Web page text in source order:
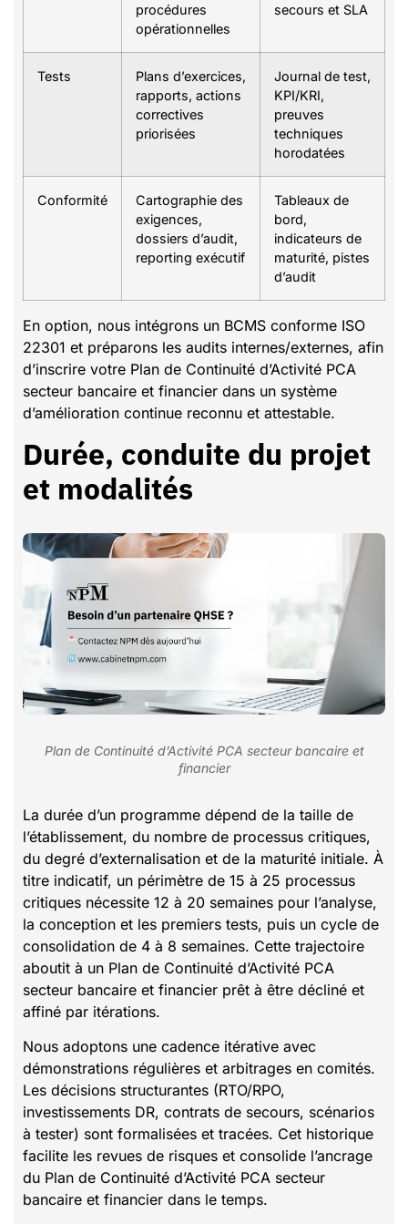
procédures
opérationnelles
secours et SLA
Tests
Plans d’exercices,
rapports, actions
correctives
priorisées
Journal de test,
KPI/KRI,
preuves
techniques
horodatées
Conformité
Cartographie des
exigences,
dossiers d’audit,
reporting exécutif
Tableaux de
bord,
indicateurs de
maturité, pistes
d’audit
En option, nous intégrons un BCMS conforme ISO
22301 et préparons les audits internes/externes, afin
d’inscrire votre Plan de Continuité d’Activité PCA
secteur bancaire et financier dans un système
d’amélioration continue reconnu et attestable.
Durée, conduite du projet
et modalités
Plan de Continuité d’Activité PCA secteur bancaire et
financier
La durée d’un programme dépend de la taille de
l’établissement, du nombre de processus critiques,
du degré d’externalisation et de la maturité initiale. À
titre indicatif, un périmètre de 15 à 25 processus
critiques nécessite 12 à 20 semaines pour l’analyse,
la conception et les premiers tests, puis un cycle de
consolidation de 4 à 8 semaines. Cette trajectoire
aboutit à un Plan de Continuité d’Activité PCA
secteur bancaire et financier prêt à être décliné et
affiné par itérations.
Nous adoptons une cadence itérative avec
démonstrations régulières et arbitrages en comités.
Les décisions structurantes (RTO/RPO,
investissements DR, contrats de secours, scénarios
à tester) sont formalisées et tracées. Cet historique
facilite les revues de risques et consolide l’ancrage
du Plan de Continuité d’Activité PCA secteur
bancaire et financier dans le temps.